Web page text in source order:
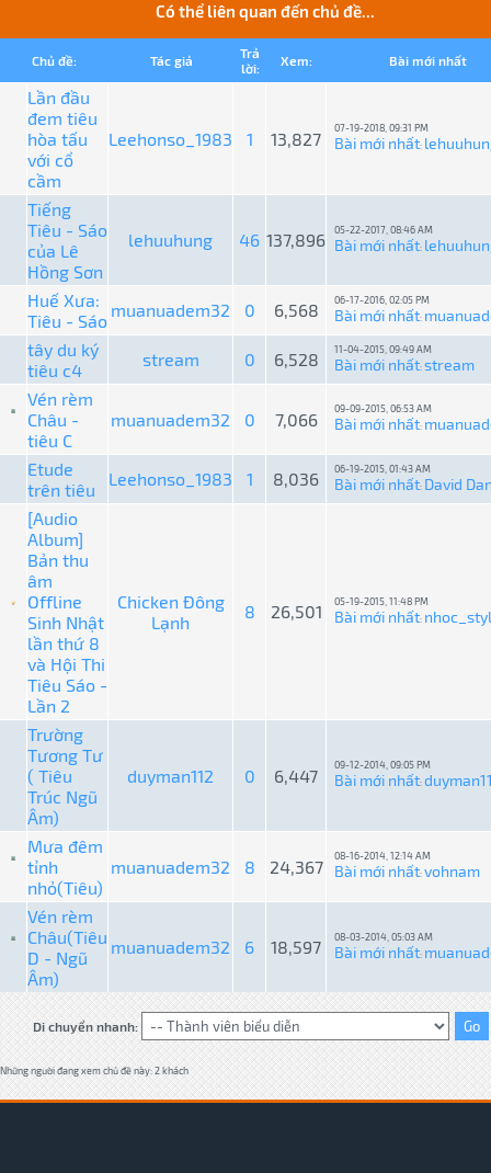
Có thể liên quan đến chủ đề...
Chủ đề: Tác giả
Trả
lời:
Xem: Bài mới nhất
Lần đầu
đem tiêu
hòa tấu
với cổ
cầm
Leehonso_1983 1 13,827
07-19-2018, 09:31 PM
Bài mới nhất:
Tiếng
Tiêu - Sáo
của Lê
Hồng Sơn
lehuuhung 46 137,896 05-22-2017, 08:46 AM
Bài mới nhất:
Huế Xưa:
Tiêu - Sáo
muanuadem32 0 6,568 06-17-2016, 02:05 PM
Bài mới nhất:
tây du ký
tiêu c4
stream 0 6,528 11-04-2015, 09:49 AM
Bài mới nhất:stream
Vén rèm
Châu -
tiêu C
muanuadem32 0 7,066
09-09-2015, 06:53 AM
Bài mới nhất:
Etude
trên tiêu
Leehonso_1983 1 8,036 06-19-2015, 01:43 AM
Bài mới nhất: David
[Audio
Album]
Bản thu
âm
Offline
Sinh Nhật
lần thứ 8
và Hội Thi
Tiêu Sáo -
Lần 2
Chicken Đông
Lạnh
8 26,501 05-19-2015, 11:48 PM
Bài mới nhất:
Trường
Tương Tư
( Tiêu
Trúc Ngũ
Âm)
duyman112 0 6,447
09-12-2014, 09:05 PM
Bài mới nhất:
Mưa đêm
tỉnh
nhỏ(Tiêu)
muanuadem32 8 24,367
08-16-2014, 12:14 AM
Bài mới nhất:vohnam
Vén rèm
Châu(Tiêu
D - Ngũ
Âm)
muanuadem32 6 18,597 08-03-2014, 05:03 AM
Bài mới nhất:
Di chuyển nhanh:
Những người đang xem chủ đề này: 2 khách